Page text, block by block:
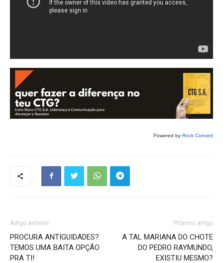
Powered by Rock Convert
Artigo anterior
PROCURA ANTIGUIDADES?
TEMOS UMA BAITA OPÇÃO
PRA TI!
Próximo artigo
A TAL MARIANA DO CHOTE
DO PEDRO RAYMUNDO,
EXISTIU MESMO?